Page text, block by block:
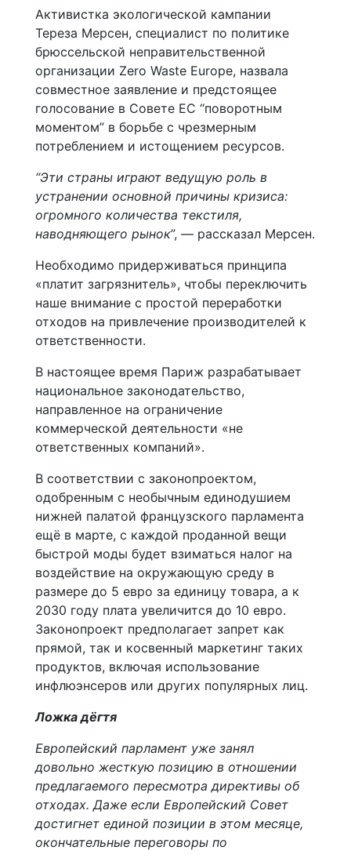
Активистка экологической кампании
Тереза Мерсен, специалист по политике
брюссельской неправительственной
организации Zero Waste Europe, назвала
совместное заявление и предстоящее
голосование в Совете ЕС “поворотным
моментом” в борьбе с чрезмерным
потреблением и истощением ресурсов.
“Эти страны играют ведущую роль в
устранении основной причины кризиса:
огромного количества текстиля,
наводняющего рынок”, — рассказал Мерсен.
Необходимо придерживаться принципа
«платит загрязнитель», чтобы переключить
наше внимание с простой переработки
отходов на привлечение производителей к
ответственности.
В настоящее время Париж разрабатывает
национальное законодательство,
направленное на ограничение
коммерческой деятельности «не
ответственных компаний».
В соответствии с законопроектом,
одобренным с необычным единодушием
нижней палатой французского парламента
ещё в марте, с каждой проданной вещи
быстрой моды будет взиматься налог на
воздействие на окружающую среду в
размере до 5 евро за единицу товара, а к
2030 году плата увеличится до 10 евро.
Законопроект предполагает запрет как
прямой, так и косвенный маркетинг таких
продуктов, включая использование
инфлюэнсеров или других популярных лиц.
Ложка дёгтя
Европейский парламент уже занял
довольно жесткую позицию в отношении
предлагаемого пересмотра директивы об
отходах. Даже если Европейский Совет
достигнет единой позиции в этом месяце,
окончательные переговоры по